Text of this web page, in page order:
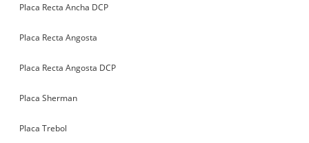
Placa Recta Ancha DCP
Placa Recta Angosta
Placa Recta Angosta DCP
Placa Sherman
Placa Trebol